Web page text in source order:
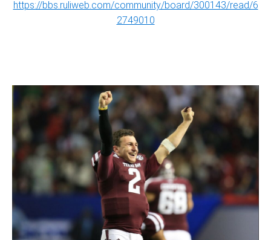
https://bbs.ruliweb.com/community/board/300143/read/6
2749010